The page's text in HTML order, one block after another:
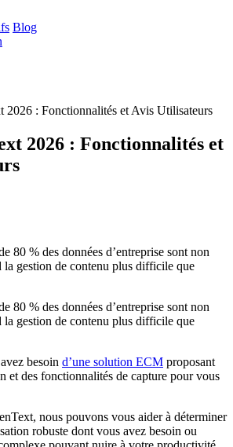
Blog
2026 : Fonctionnalités et Avis Utilisateurs
2026 : Fonctionnalités et
80 % des données d’entreprise sont non
la gestion de contenu plus difficile que
80 % des données d’entreprise sont non
la gestion de contenu plus difficile que
besoin d’une solution ECM proposant
et des fonctionnalités de capture pour vous
nous pouvons vous aider à déterminer
robuste dont vous avez besoin ou